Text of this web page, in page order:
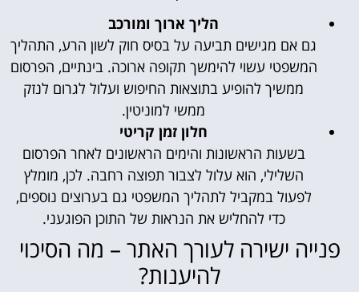
הליך ארוך ומורכב
גם אם מגישים תביעה על בסיס חוק לשון הרע, התהליך
המשפטי עשוי להימשך תקופה ארוכה. בינתיים, הפרסום
ממשיך להופיע בתוצאות החיפוש ועלול לגרום לנזק
ממשי למוניטין.
חלון זמן קריטי
בשעות הראשונות והימים הראשונים לאחר הפרסום
השלילי, הוא עלול לצבור תפוצה רחבה. לכן, מומלץ
לפעול במקביל לתהליך המשפטי גם בערוצים נוספים,
כדי להחליש את הנראות של התוכן הפוגעני.
פנייה ישירה לעורך האתר – מה הסיכוי
להיענות?